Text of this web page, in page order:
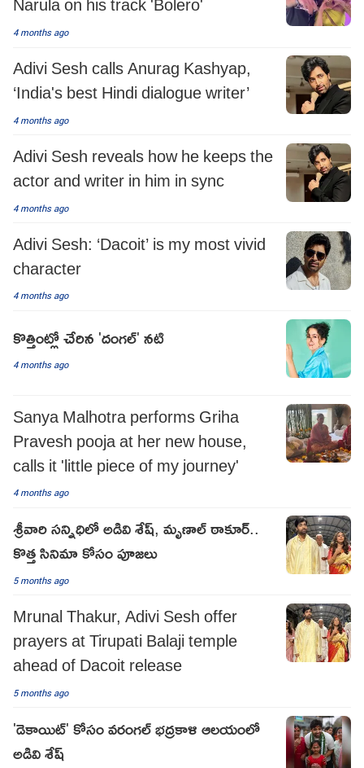
4 months ago
Adivi Sesh calls Anurag Kashyap,
‘India's best Hindi dialogue writer’
4 months ago
Adivi Sesh reveals how he keeps the
actor and writer in him in sync
4 months ago
Adivi Sesh: ‘Dacoit’ is my most vivid
character
4 months ago
కొత్తింట్లో చేరిన 'దంగల్' నటి
4 months ago
Sanya Malhotra performs Griha
Pravesh pooja at her new house,
calls it 'little piece of my journey'
4 months ago
శ్రీవారి సన్నిధిలో అడివి శేష్, మృణాల్ ఠాకూర్..
కొత్త సినిమా కోసం పూజలు
5 months ago
Mrunal Thakur, Adivi Sesh offer
prayers at Tirupati Balaji temple
ahead of Dacoit release
5 months ago
'డెకాయిట్' కోసం వరంగల్ భద్రకాళి ఆలయంలో
అడివి శేష్